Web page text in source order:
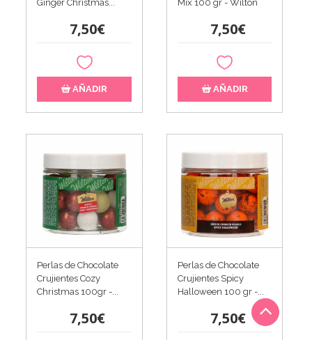
Ginger Christmas...
7,50€
AÑADIR
Mix 100 gr - Wilton
7,50€
AÑADIR
Perlas de Chocolate
Crujientes Cozy
Christmas 100gr -...
7,50€
Perlas de Chocolate
Crujientes Spicy
Halloween 100 gr -...
7,50€